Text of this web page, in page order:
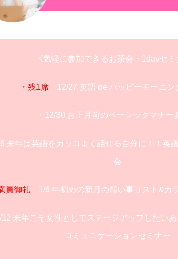
《気軽に参加できるお茶会・1dayセミ
・残1席12/27 英語 de ハッピーモーニン
・12/30 お正月前のベーシックマナー
来年は英語をカッコよく話せる自分に！！英
会
員御礼1/6 年初めの新月の願い事リスト&カ
来年こそ女性としてステージアップしたい
コミュニケーションセミナー